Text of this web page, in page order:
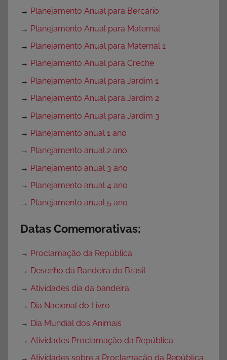
→ Planejamento Anual para Berçário
→ Planejamento Anual para Maternal
→ Planejamento Anual para Maternal 1
→ Planejamento Anual para Creche
→ Planejamento Anual para Jardim 1
→ Planejamento Anual para Jardim 2
→ Planejamento Anual para Jardim 3
→ Planejamento anual 1 ano
→ Planejamento anual 2 ano
→ Planejamento anual 3 ano
→ Planejamento anual 4 ano
→ Planejamento anual 5 ano
Datas Comemorativas:
→ Proclamação da República
→ Desenho da Bandeira do Brasil
→ Atividades dia da bandeira
→ Dia Nacional do Livro
→ Dia Mundial dos Animais
→ Atividades Proclamação da República
→ Atividades sobre a Proclamação da República